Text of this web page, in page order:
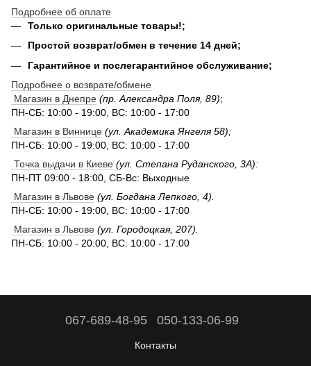
Подробнее об оплате
Только оригинальные товары!;
Простой возврат/обмен в течение 14 дней;
Гарантийное и послегарантийное обслуживание;
Подробнее о возврате/обмене
Магазин в Днепре (пр. Александра Поля, 89);
ПН-СБ: 10:00 - 19:00, ВС: 10:00 - 17:00
Магазин в Виннице (ул. Академика Янгеля 58);
ПН-СБ: 10:00 - 19:00, ВС: 10:00 - 17:00
Точка выдачи в Киеве (ул. Степана Руданского, 3А):
ПН-ПТ 09:00 - 18:00, СБ-Вс: Выходные
Магазин в Львове (ул. Богдана Лепкого, 4).
ПН-СБ: 10:00 - 19:00, ВС: 10:00 - 17:00
Магазин в Львове (ул. Городоцкая, 207).
ПН-СБ: 10:00 - 20:00, ВС: 10:00 - 17:00
067-689-48-95 050-133-06-99
Контакты